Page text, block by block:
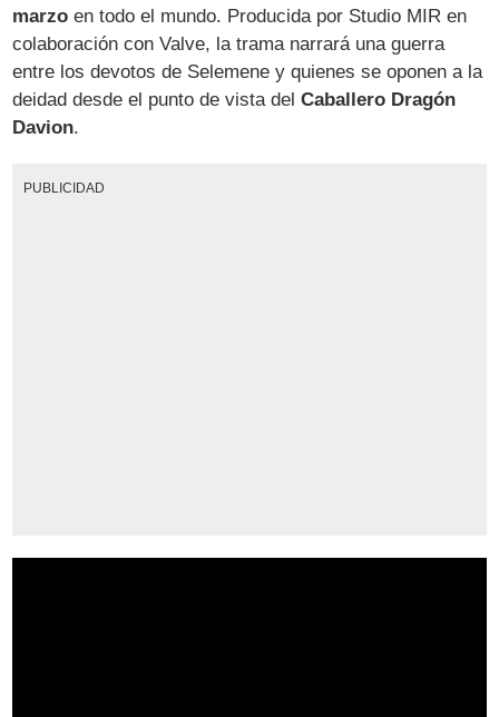
marzo en todo el mundo. Producida por Studio MIR en
colaboración con Valve, la trama narrará una guerra
entre los devotos de Selemene y quienes se oponen a la
deidad desde el punto de vista delCaballero Dragón
Davion.
PUBLICIDAD